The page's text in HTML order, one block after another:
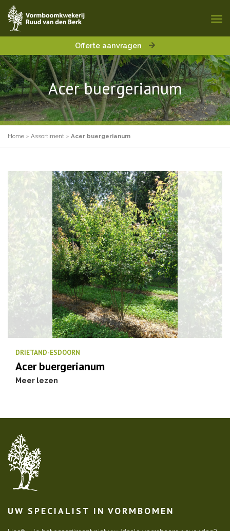
Offerte aanvragen
Acer buergerianum
Home » Assortiment » Acer buergerianum
DRIETAND-ESDOORN
Acer buergerianum
Meer lezen
UW SPECIALIST IN VORMBOMEN